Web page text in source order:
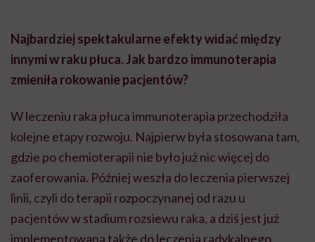
Najbardziej spektakularne efekty widać między
innymi w raku płuca. Jak bardzo immunoterapia
zmieniła rokowanie pacjentów?
W leczeniu raka płuca immunoterapia przechodziła
kolejne etapy rozwoju. Najpierw była stosowana tam,
gdzie po chemioterapii nie było już nic więcej do
zaoferowania. Później weszła do leczenia pierwszej
linii, czyli do terapii rozpoczynanej od razu u
pacjentów w stadium rozsiewu raka, a dziś jest już
implementowana także do leczenia radykalnego.